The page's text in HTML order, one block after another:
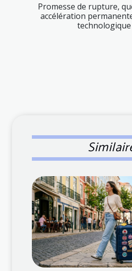
Promesse de rupture,
accélération
technologique